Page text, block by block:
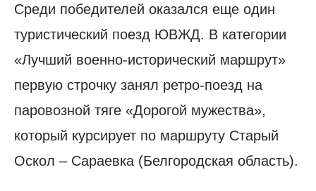
Среди победителей оказался еще один
туристический поезд ЮВЖД. В категории
«Лучший военно-исторический маршрут»
первую строчку занял ретро-поезд на
паровозной тяге «Дорогой мужества»,
который курсирует по маршруту Старый
Оскол – Сараевка (Белгородская область).